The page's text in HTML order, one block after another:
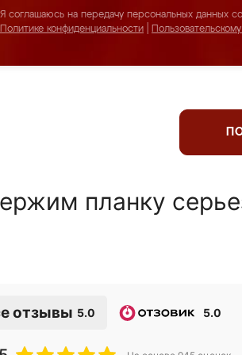
Я соглашаюсь на передачу персональных данных
Политике конфиденциальности
планку
отзывы 5.0 5.0